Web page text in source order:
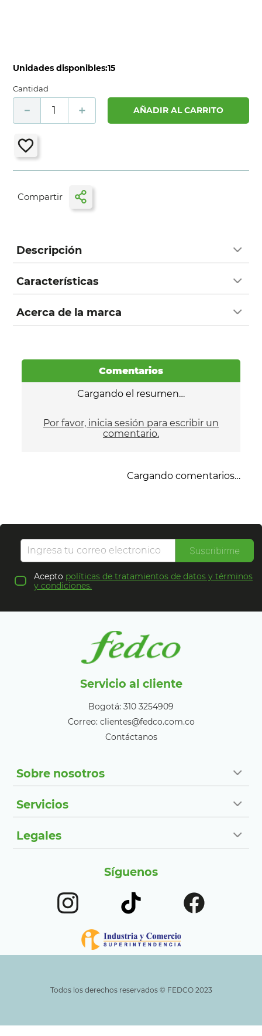
Unidades disponibles:15
Cantidad
＋
－ AÑADIR AL CARRITO
Descripción
Características
Acerca de la marca
Comentarios
Cargando el resumen…
Por favor, inicia sesión para escribir un
comentario.
Cargando comentarios…
Suscribirme
Acepto políticas de tratamientos de datos y términos
y condiciones.
Servicio al cliente
Bogotá: 310 3254909
Correo: clientes@fedco.com.co
Contáctanos
Sobre nosotros
Servicios
Legales
Síguenos
Todos los derechos reservados ©️ FEDCO 2023